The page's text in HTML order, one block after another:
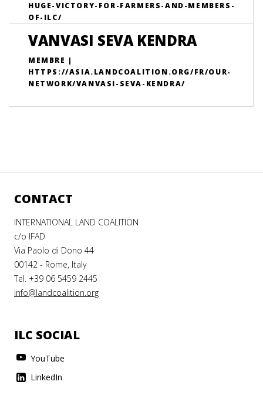
HUGE-VICTORY-FOR-FARMERS-AND-MEMBERS-
OF-ILC/
VANVASI SEVA KENDRA
MEMBRE |
HTTPS://ASIA.LANDCOALITION.ORG/FR/OUR-
NETWORK/VANVASI-SEVA-KENDRA/
CONTACT
INTERNATIONAL LAND COALITION
c/o IFAD
Via Paolo di Dono 44
00142 - Rome, Italy
Tel. +39 06 5459 2445
info@landcoalition.org
ILC SOCIAL
YouTube
LinkedIn